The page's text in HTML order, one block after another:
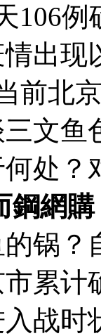
106
出现
前北
文
处？
鋼網購
锅？
累计
战时